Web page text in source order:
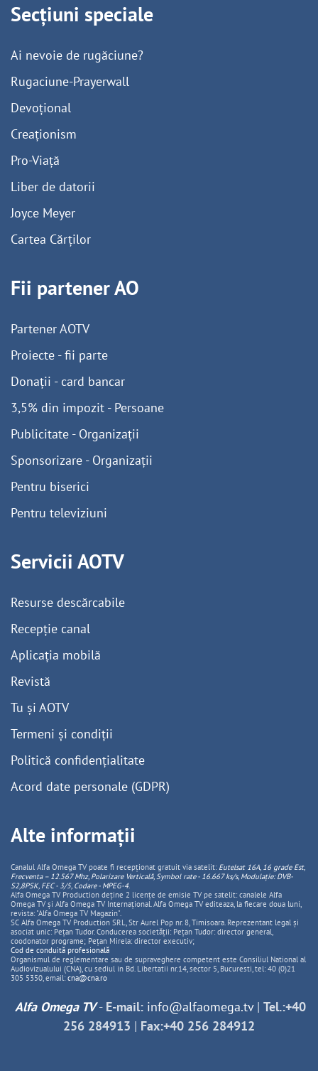
Secțiuni speciale
Ai nevoie de rugăciune?
Rugaciune-Prayerwall
Devoțional
Creaționism
Pro-Viață
Liber de datorii
Joyce Meyer
Cartea Cărților
Fii partener AO
Partener AOTV
Proiecte - fii parte
Donații - card bancar
3,5% din impozit - Persoane
Publicitate - Organizații
Sponsorizare - Organizații
Pentru biserici
Pentru televiziuni
Servicii AOTV
Resurse descărcabile
Recepție canal
Aplicația mobilă
Revistă
Tu și AOTV
Termeni și condiții
Politică confidențialitate
Acord date personale (GDPR)
Alte informații
Canalul Alfa Omega TV poate fi recepționat gratuit via satelit: Eutelsat 16A, 16 grade Est,
Frecventa – 12.567 Mhz, PolarizareVerticală, Symbol rate - 16.667 ks/s, Modulație: DVB-
S2,8PSK, FEC - 3/5, Codare - MPEG-4.
Alfa Omega TV Production deține 2 licențe de emisie TV pe satelit: canalele Alfa
Omega TV și Alfa Omega TV Internațional. Alfa Omega TV editeaza, la fiecare doua luni,
revista: "Alfa Omega TV Magazin".
SC Alfa Omega TV Production SRL, Str Aurel Pop nr. 8, Timisoara. Reprezentant legal și
asociat unic: Pețan Tudor. Conducerea societății: Pețan Tudor: director general,
coodonator programe; Pețan Mirela: director executiv;
Cod de conduită profesională
Organismul de reglementare sau de supraveghere competent este Consiliul National al
Audiovizualului (CNA), cu sediul in Bd. Libertatii nr.14, sector 5, Bucuresti, tel: 40 (0)21
305 5350, email: cna@cna.ro
Alfa Omega TV- E-mail: info@alfaomega.tv| Tel.:+40
256 284913 | Fax:+40 256 284912